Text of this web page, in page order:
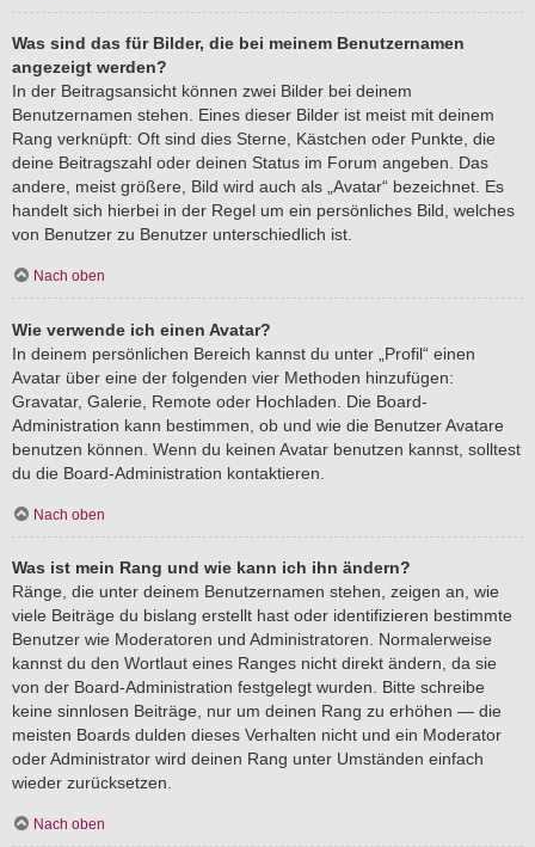
Was sind das für Bilder, die bei meinem Benutzernamen
angezeigt werden?
In der Beitragsansicht können zwei Bilder bei deinem
Benutzernamen stehen. Eines dieser Bilder ist meist mit deinem
Rang verknüpft: Oft sind dies Sterne, Kästchen oder Punkte, die
deine Beitragszahl oder deinen Status im Forum angeben. Das
andere, meist größere, Bild wird auch als „Avatar“ bezeichnet. Es
handelt sich hierbei in der Regel um ein persönliches Bild, welches
von Benutzer zu Benutzer unterschiedlich ist.
Nach oben
Wie verwende ich einen Avatar?
In deinem persönlichen Bereich kannst du unter „Profil“ einen
Avatar über eine der folgenden vier Methoden hinzufügen:
Gravatar, Galerie, Remote oder Hochladen. Die Board-
Administration kann bestimmen, ob und wie die Benutzer Avatare
benutzen können. Wenn du keinen Avatar benutzen kannst, solltest
du die Board-Administration kontaktieren.
Nach oben
Was ist mein Rang und wie kann ich ihn ändern?
Ränge, die unter deinem Benutzernamen stehen, zeigen an, wie
viele Beiträge du bislang erstellt hast oder identifizieren bestimmte
Benutzer wie Moderatoren und Administratoren. Normalerweise
kannst du den Wortlaut eines Ranges nicht direkt ändern, da sie
von der Board-Administration festgelegt wurden. Bitte schreibe
keine sinnlosen Beiträge, nur um deinen Rang zu erhöhen — die
meisten Boards dulden dieses Verhalten nicht und ein Moderator
oder Administrator wird deinen Rang unter Umständen einfach
wieder zurücksetzen.
Nach oben